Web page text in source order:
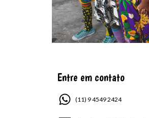
Entre em contato
(11) 9 4549 2424